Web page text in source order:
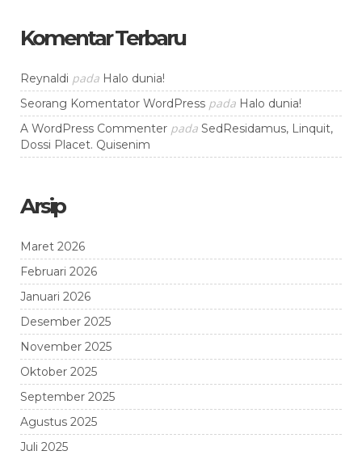
Komentar Terbaru
Reynaldi pada Halo dunia!
Seorang Komentator WordPress pada Halo dunia!
A WordPress Commenter pada SedResidamus, Linquit,
Dossi Placet. Quisenim
Arsip
Maret 2026
Februari 2026
Januari 2026
Desember 2025
November 2025
Oktober 2025
September 2025
Agustus 2025
Juli 2025